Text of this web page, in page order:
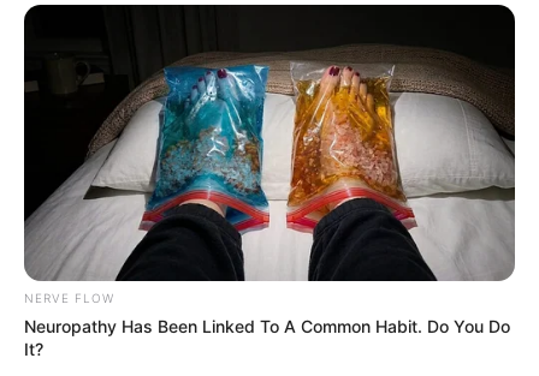
Dernière mise à jour le 13 mai 2026 à 12:09
Mercredi 13 Mai 2026 à VINCENNES dans la Réunion
NERVE FLOW
Neuropathy Has Been Linked To A Common Habit. Do You Do
It?